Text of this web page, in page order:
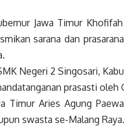
Jawa Timur
sarana dan
Negeri 2 Singosari,
prasasti
Timur Aries Agung
swasta se-Malang Raya.